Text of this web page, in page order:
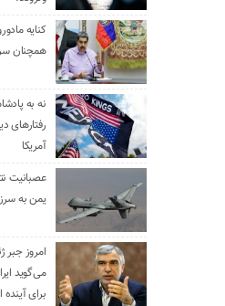
کنایه
همچنان
نه به
رفتارهای
آمریکا
عصبانیت
یمن به
امروز جبر
می‌گوید
برای